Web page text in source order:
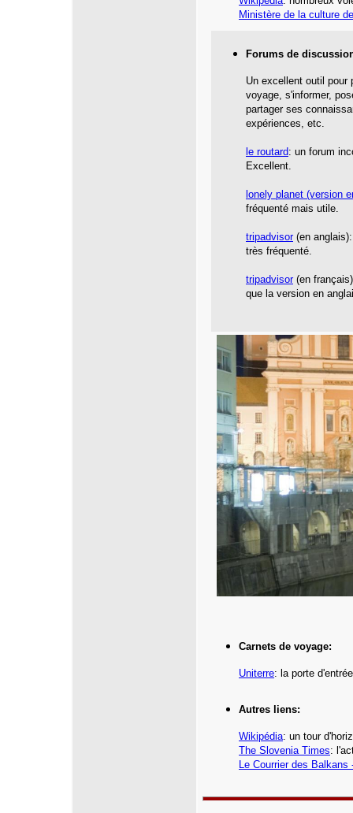
Ministère de la culture
Forums de
Un excellent outil pour
voyage, s'informer,
partager ses
expériences, etc.
le routard: un forum
Excellent.
lonely planet (version
fréquenté mais utile.
tripadvisor(en
très fréquenté.
tripadvisor(en
que la version en
Carnets de voyage:
Uniterre: la porte
Autres liens:
Wikipédia: un tour
The Slovenia Times:
Le Courrier des Balkans